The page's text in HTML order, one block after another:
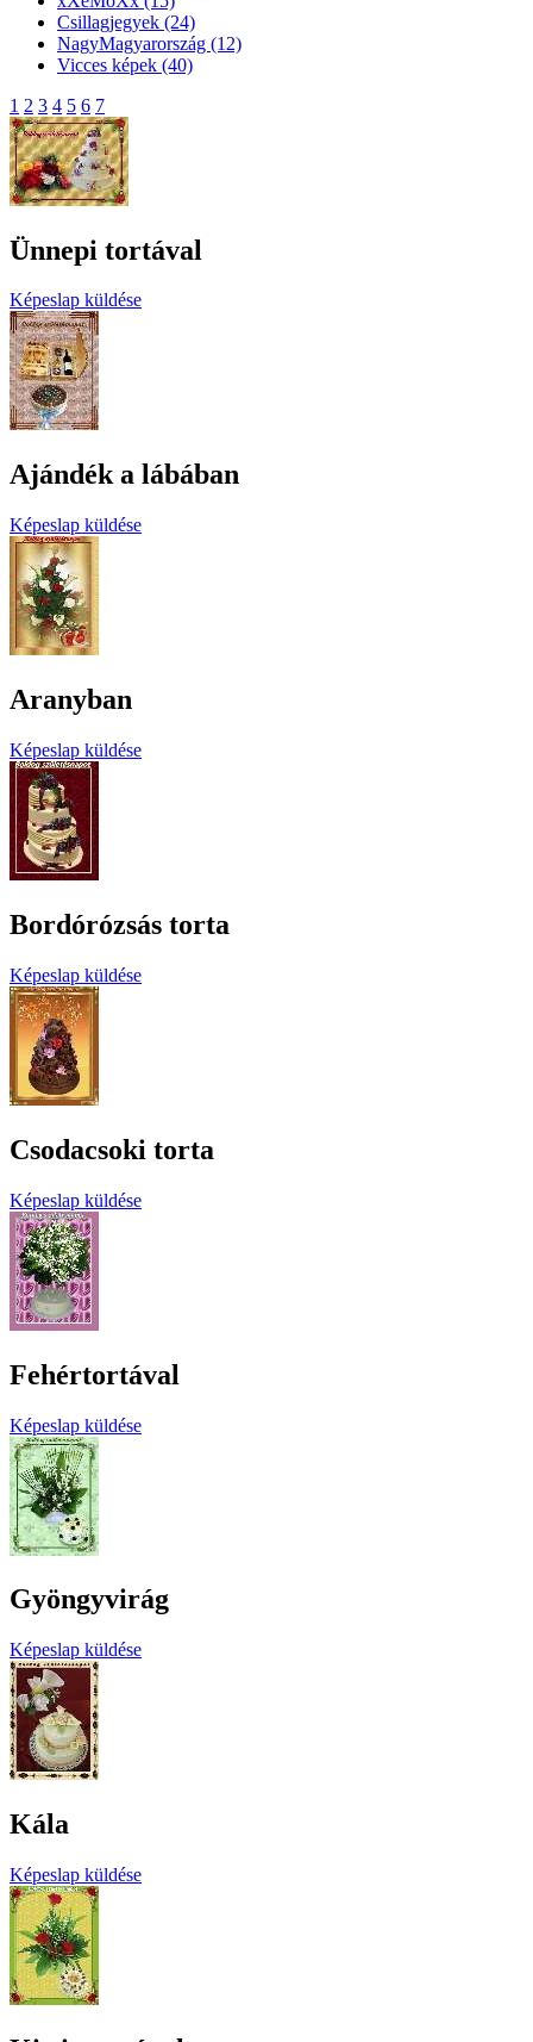
Csillagjegyek (24)
NagyMagyarország (12)
Vicces képek (40)
1 2 3 4 5 6 7
Ünnepi tortával
Képeslap küldése
Ajándék a lábában
Képeslap küldése
Aranyban
Képeslap küldése
Bordórózsás torta
Képeslap küldése
Csodacsoki torta
Képeslap küldése
Fehértortával
Képeslap küldése
Gyöngyvirág
Képeslap küldése
Kála
Képeslap küldése